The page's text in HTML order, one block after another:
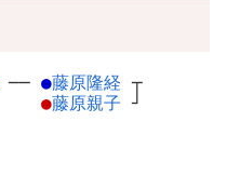
── ●藤原隆経 ┬
●藤原親子 ┘